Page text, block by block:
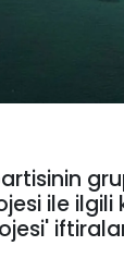
ile ilgili